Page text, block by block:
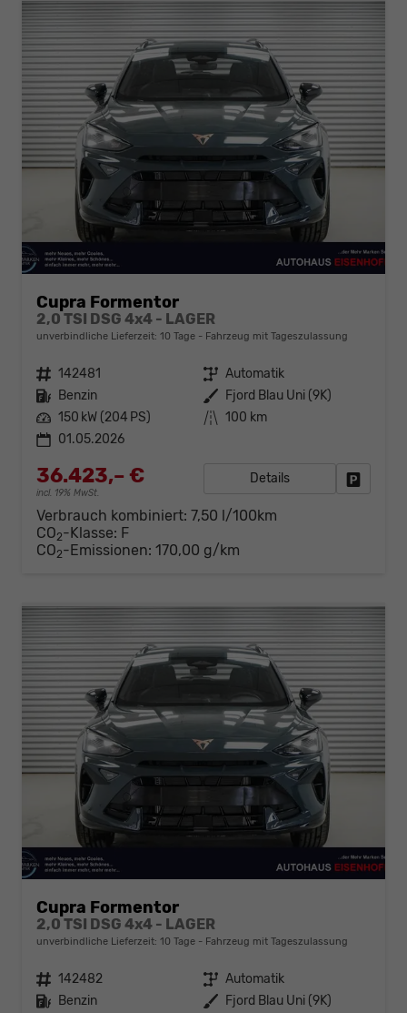
Cupra Formentor
2,0 TSI DSG 4x4 - LAGER
unverbindliche Lieferzeit: 10 Tage Fahrzeug mit Tageszulassung
Fahrzeugnr. 142481 Getriebe Automatik
Kraftstoff Benzin Außenfarbe Fjord Blau Uni (9K)
Leistung 150 kW (204 PS) Kilometerstand 100 km
01.05.2026
36.423,– €
incl. 19% MwSt.
Details
Verbrauch kombiniert: 7,50 l/100km
CO2-Klasse: F
CO2-Emissionen: 170,00 g/km
Cupra Formentor
2,0 TSI DSG 4x4 - LAGER
unverbindliche Lieferzeit: 10 Tage Fahrzeug mit Tageszulassung
Fahrzeugnr. 142482 Getriebe Automatik
Kraftstoff Benzin Außenfarbe Fjord Blau Uni (9K)